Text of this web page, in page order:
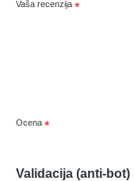
Vaša recenzija
Ocena
Validacija (anti-bot)